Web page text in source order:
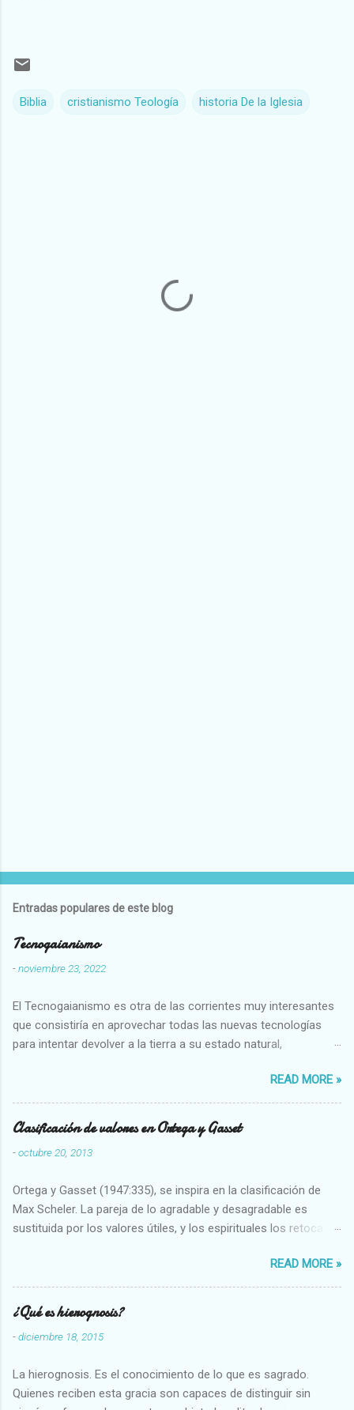
Biblia cristianismo Teología historia De la Iglesia
Entradas populares de este blog
Tecnogaianismo
-noviembre 23, 2022
El Tecnogaianismo es otra de las corrientes muy interesantes
que consistiría en aprovechar todas las nuevas tecnologías
para intentar devolver a la tierra a su estado natural,
READ MORE »
Clasificación de valores en Ortega y Gasset
-octubre 20, 2013
Ortega y Gasset (1947:335), se inspira en la clasificación de
Max Scheler. La pareja de lo agradable y desagradable es
sustituida por los valores útiles, y los espirituales los retoca.
Abundante-Escaso,etc 2 VITALES Sano-Enfermo Selecto-
Vulgar Enérgico-Inerte Fuerte-Débil,etc. 3 ESPIRITUALES a)
Intelectuales Conocimiento-Error Exacto-Aproximado
Evidente-Probable,etc b) Morales Bueno-malo Bondadoso-
malvado Justo-Injusto Escrupuloso-Relajado Leal-Desleal,etc.
Armonioso-Inarmonioso 4 RELIGIOSOS Santo-Pr...
READ MORE »
¿Qué es hierognosis?
-diciembre 18, 2015
La hierognosis. Es el conocimiento de lo que es sagrado.
Quienes reciben esta gracia son capaces de distinguir sin